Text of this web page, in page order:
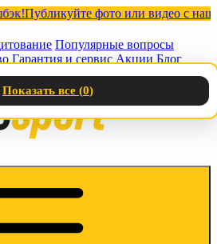
фото или видео с нашими
Популярные вопросы
Гарантия и сервис Акции Блог
Показать все (0)